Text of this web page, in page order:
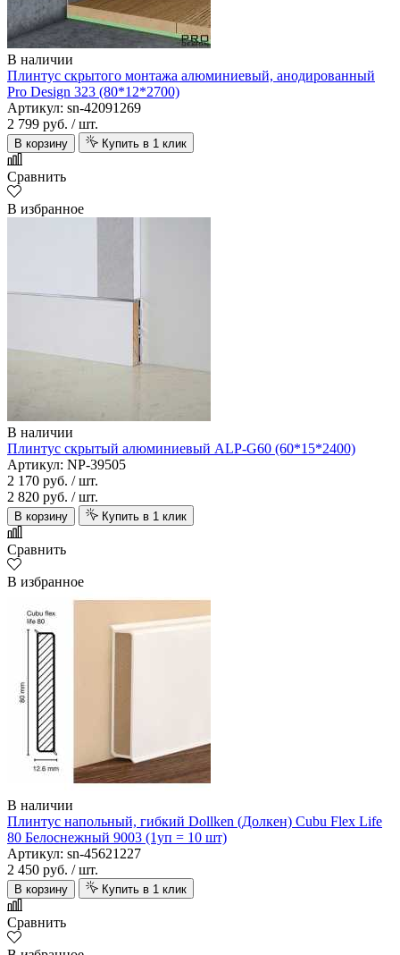
В наличии
Плинтус скрытого монтажа алюминиевый, анодированный
Pro Design 323 (80*12*2700)
Артикул: sn-42091269
2 799 руб. / шт.
В корзину Купить в 1 клик
Сравнить
В избранное
В наличии
Плинтус скрытый алюминиевый ALP-G60 (60*15*2400)
Артикул: NP-39505
2 170 руб. / шт.
2 820 руб. / шт.
В корзину Купить в 1 клик
Сравнить
В избранное
В наличии
Плинтус напольный, гибкий Dollken (Долкен) Cubu Flex Life
80 Белоснежный 9003 (1уп = 10 шт)
Артикул: sn-45621227
2 450 руб. / шт.
В корзину Купить в 1 клик
Сравнить